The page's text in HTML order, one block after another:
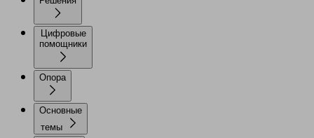
Цифровые
помощники
Опора
Основные
темы